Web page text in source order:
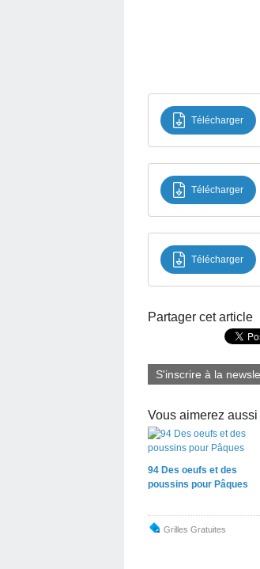
Télécharger
Télécharger
Télécharger
Partager cet article
S'inscrire à la
Vous aimerez aussi
94 Des oeufs et des
poussins pour Pâques
Grilles Gratuites